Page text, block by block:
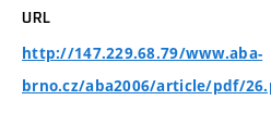
URL
http://147.229.68.79/www.aba-
brno.cz/aba2006/article/pdf/